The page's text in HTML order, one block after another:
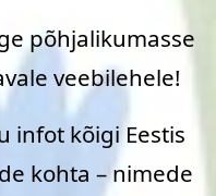
põhjalikumasse
veebilehele!
infot kõigi Eestis
kohta – nimede